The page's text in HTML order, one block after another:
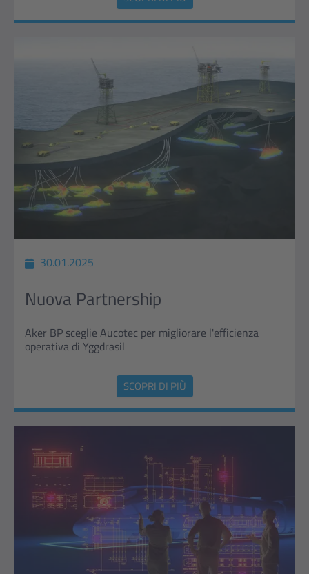
30.01.2025
Nuova Partnership
Aker BP sceglie Aucotec per migliorare l'efficienza
operativa di Yggdrasil
SCOPRI DI PIÙ